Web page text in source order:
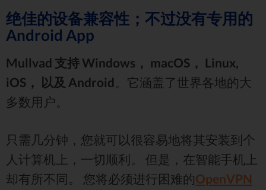
绝佳的设备兼容性；不过没有专用的
Android App
Mullvad 支持 Windows， macOS， Linux,
iOS， 以及 Android 。它涵盖了世界各地的大
多数用户。
只需几分钟，您就可以很容易地将其安装到个
人计算机上，一切顺利。 但是，在智能手机上
却有所不同。 您将必须进行困难的OpenVPN